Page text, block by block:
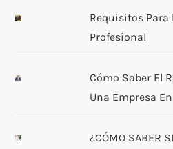
Requisitos Para
Profesional
Cómo Saber El
Una Empresa
¿CÓMO SABER